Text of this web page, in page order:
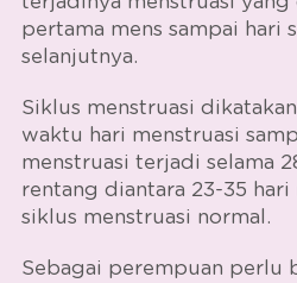
pertama mens sampai hari
selanjutnya.
Siklus menstruasi
waktu hari menstruasi
menstruasi terjadi selama
rentang diantara 23-35 hari
siklus menstruasi normal.
Sebagai perempuan perlu